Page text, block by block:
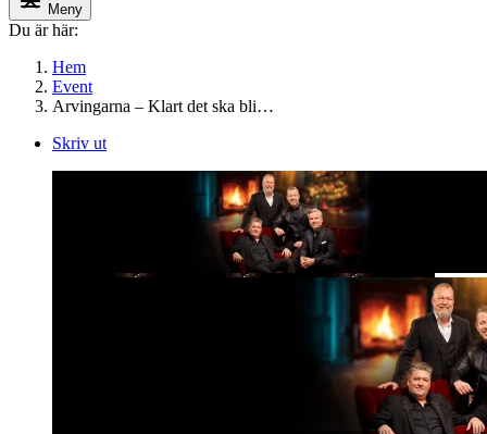
Meny
Du är här:
Hem
Event
Arvingarna – Klart det ska bli…
Skriv ut